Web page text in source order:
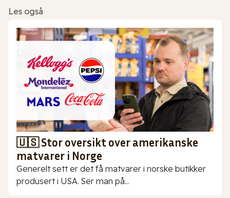
Les også
🇺🇸 Stor oversikt over amerikanske
matvarer i Norge
Generelt sett er det få matvarer i norske butikker
produsert i USA. Ser man på...